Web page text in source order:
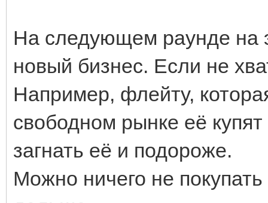
На следующем раунде на
новый бизнес. Если не
Например, флейту,
свободном рынке её
загнать её и подороже.
Можно ничего не